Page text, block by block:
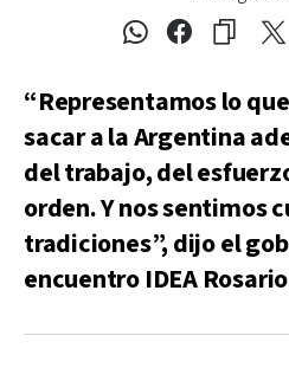
“Representamos lo
sacar a la Argentina
del trabajo, del
orden. Y nos sentimos
tradiciones”, dijo el
encuentro IDEA